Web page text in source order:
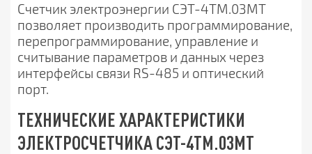
Счетчик электроэнергии СЭТ-4ТМ.03МТ
позволяет производить программирование,
перепрограммирование, управление и
считывание параметров и данных через
интерфейсы связи RS-485 и оптический
порт.
ТЕХНИЧЕСКИЕ ХАРАКТЕРИСТИКИ
ЭЛЕКТРОСЧЕТЧИКА СЭТ-4ТМ.03МТ